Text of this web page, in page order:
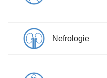
Nefrologie